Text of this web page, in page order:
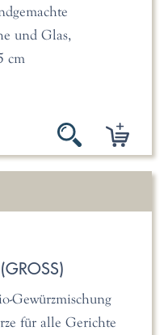
und Glas,
cm
Gewürzmischung
für alle Gerichte